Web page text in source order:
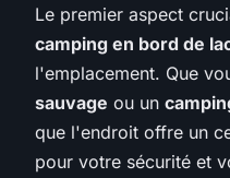
Le premier aspect
camping en bord de
l'emplacement. Que
sauvage ou un
que l'endroit offre un
pour votre sécurité et